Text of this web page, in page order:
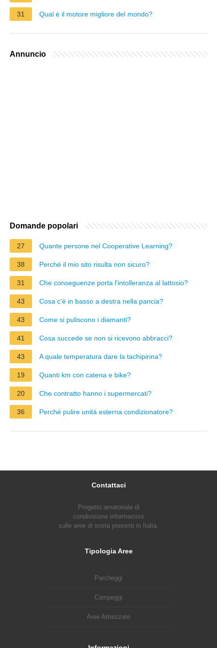
31 Qual è il motore migliore del mondo?
Annuncio
Domande popolari
27 Quante persone nel Cooperative Learning?
38 Perché il mio sito risulta non sicuro?
31 Che conseguenze porta l'intolleranza al lattosio?
43 Cosa c'è in basso a destra nella pancia?
43 Come si puliscono i diamanti?
41 Cosa succede se non si ricevono abbracci?
43 A quale temperatura dare la tachipirina?
19 Quanti km con catena e bike?
20 Che contratto hanno i supermercati?
36 Perché pulire unità esterna condizionatore?
Contattaci
Progetto amatoriale di
condivisione informazioni
sulle aree di sosta presenti in Italia.
Tipologia Aree
Parcheggi
Campeggi
Aree Attrezzate